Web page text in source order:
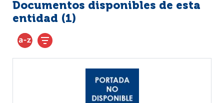
Documentos disponibles de esta
entidad (1)